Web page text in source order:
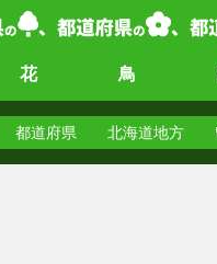
花 鳥
都道府県 北海道地方